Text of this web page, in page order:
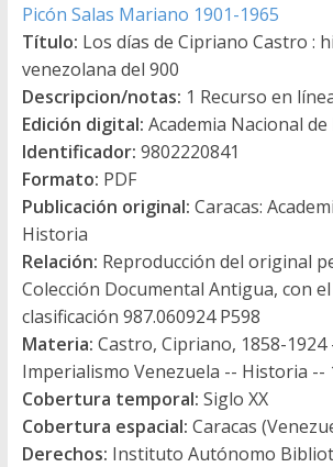
Picón Salas Mariano 1901-1965
Título: Los días de Cipriano Castro :
venezolana del 900
Descripcion/notas: 1 Recurso en
Edición digital: Academia Nacional
Identificador: 9802220841
Formato: PDF
Publicación original: Caracas:
Historia
Relación: Reproducción del original
Colección Documental Antigua, con
clasificación 987.060924 P598
Materia: Castro, Cipriano, 1858-
Imperialismo Venezuela -- Historia --
Cobertura temporal: Siglo XX
Cobertura espacial: Caracas
Derechos: Instituto Autónomo